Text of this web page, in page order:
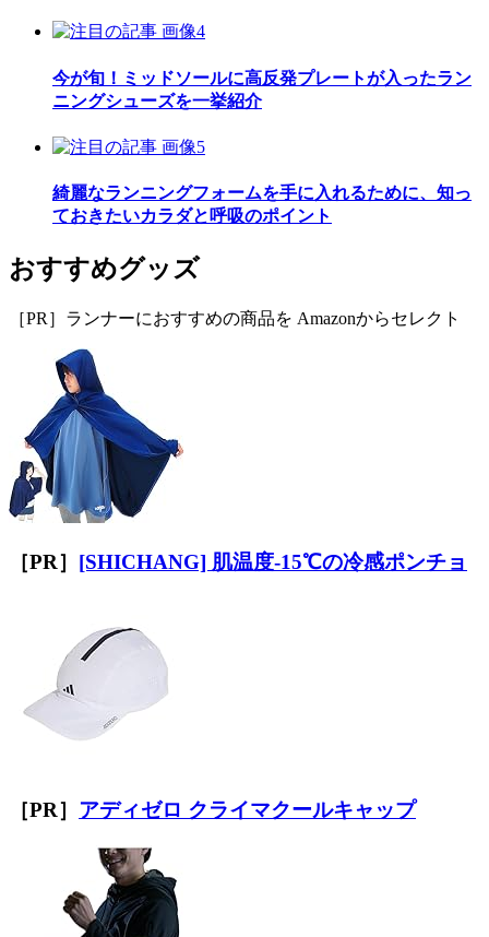
今が旬！ミッドソールに高反発プレートが入ったラン
ニングシューズを一挙紹介
綺麗なランニングフォームを手に入れるために、知っ
ておきたいカラダと呼吸のポイント
おすすめグッズ
［PR］ランナーにおすすめの商品を Amazonからセレクト
［PR］ [SHICHANG] 肌温度-15℃の冷感ポンチョ
［PR］ アディゼロ クライマクールキャップ